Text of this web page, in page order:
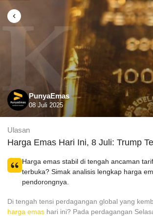
PunyaEmas
08 Juli 2025
Ulasan
Harga Emas Hari Ini, 8 Juli: Trump
Harga emas stabil di tengah ancaman
terbuka? Simak analisis lengkap harga
pendorongnya.
Di tengah tensi perdagangan global yang
harga emas hari ini? Pada perdagangan